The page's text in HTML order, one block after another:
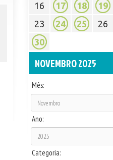
16
17 18 19
23
24 25 26
30
NOVEMBRO 2025
Mês:
Ano:
Categoria: